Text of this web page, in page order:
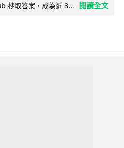
抄取答案，成為近 3...
閱讀全文